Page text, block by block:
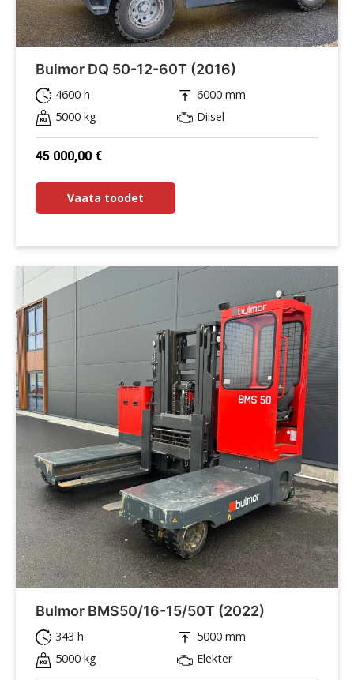
Bulmor DQ 50-12-60T (2016)
4600 h
6000 mm
5000 kg
Diisel
45 000,00 €
Vaata toodet
Bulmor BMS50/16-15/50T (2022)
343 h
5000 mm
5000 kg
Elekter